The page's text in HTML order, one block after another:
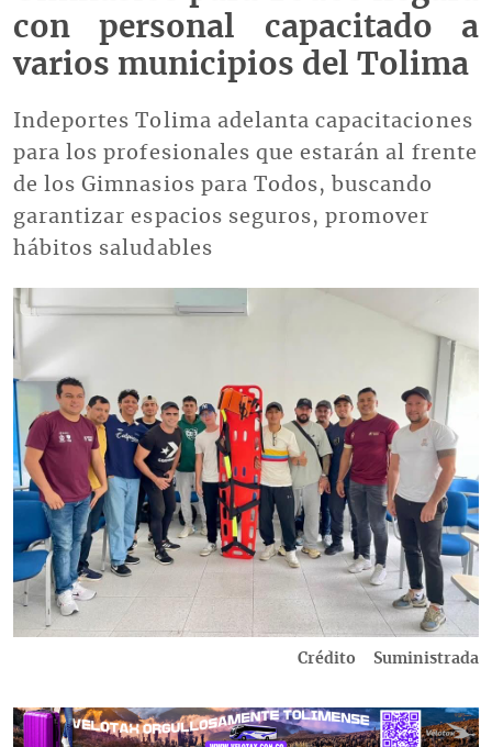
con personal capacitado a
varios municipios del Tolima
Indeportes Tolima adelanta capacitaciones
para los profesionales que estarán al frente
de los Gimnasios para Todos, buscando
garantizar espacios seguros, promover
hábitos saludables
Imagen
Crédito Suministrada